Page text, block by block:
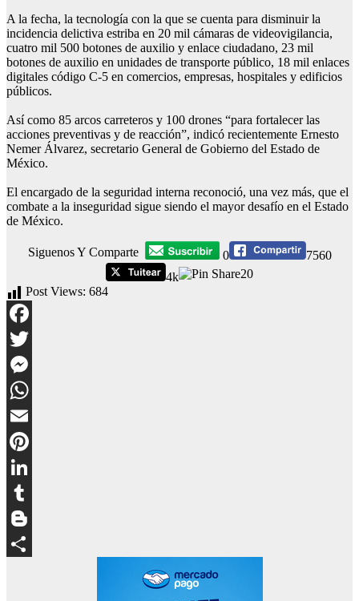
A la fecha, la tecnología con la que se cuenta para disminuir la
incidencia delictiva estriba en 20 mil cámaras de videovigilancia,
cuatro mil 500 botones de auxilio y enlace ciudadano, 23 mil
botones de auxilio en unidades de transporte público, 18 mil enlaces
digitales código C-5 en comercios, empresas, hospitales y edificios
públicos.
Así como 85 arcos carreteros y 100 drones “para fortalecer las
acciones preventivas y de reacción”, indicó recientemente Ernesto
Nemer Álvarez, secretario General de Gobierno del Estado de
México.
El encargado de la seguridad interna reconoció, una vez más, que el
combate a la inseguridad sigue siendo el mayor desafío en el Estado
de México.
Siguenos Y Comparte 0
7560
4k
20
Post Views: 684
Facebook
Twitter
Messenger
WhatsApp
Email
Pinterest
LinkedIn
Tumblr
Blogger